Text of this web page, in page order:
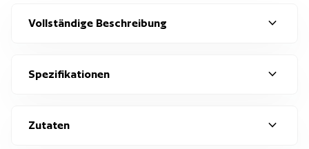
Vollständige Beschreibung expand_more
Spezifikationen expand_more
Zutaten expand_more